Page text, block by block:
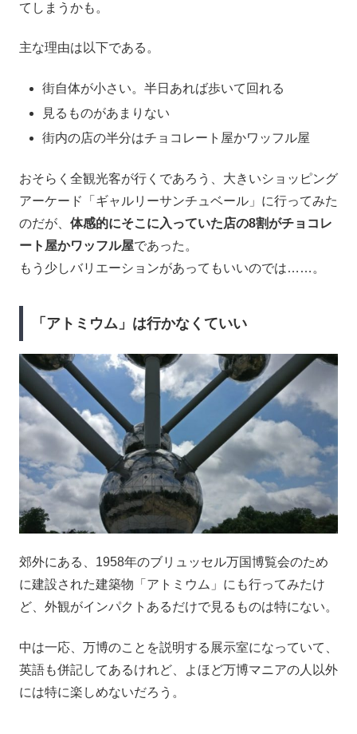
てしまうかも。
主な理由は以下である。
街自体が小さい。半日あれば歩いて回れる
見るものがあまりない
街内の店の半分はチョコレート屋かワッフル屋
おそらく全観光客が行くであろう、大きいショッピング
アーケード「ギャルリーサンチュベール」に行ってみた
のだが、 体感的にそこに入っていた店の8割がチョコレ
ート屋かワッフル屋であった。
もう少しバリエーションがあってもいいのでは……。
「アトミウム」は行かなくていい
郊外にある、1958年のブリュッセル万国博覧会のため
に建設された建築物「アトミウム」にも行ってみたけ
ど、外観がインパクトあるだけで見るものは特にない。
中は一応、万博のことを説明する展示室になっていて、
英語も併記してあるけれど、よほど万博マニアの人以外
には特に楽しめないだろう。